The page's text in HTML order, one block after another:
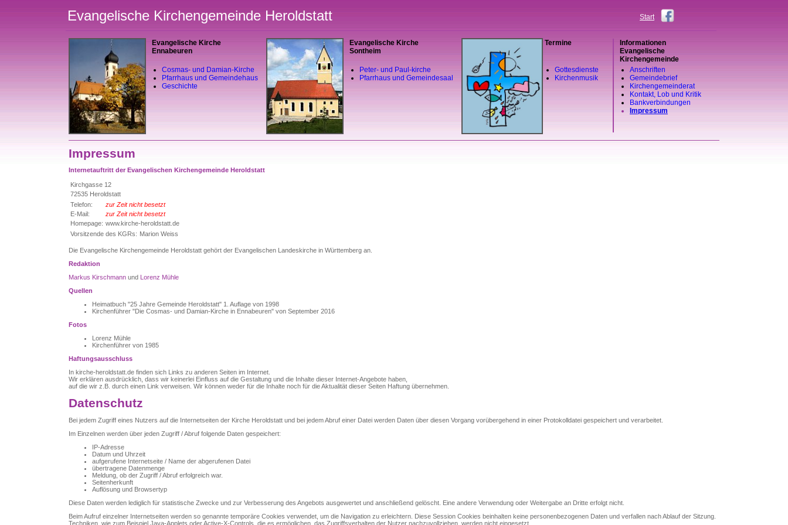
Evangelische Kirchengemeinde Heroldstatt Start
Evangelische Kirche
Ennabeuren
Cosmas- und Damian-Kirche
Pfarrhaus und Gemeindehaus
Geschichte
Evangelische Kirche
Sontheim
Peter- und Paul-kirche
Pfarrhaus und Gemeindesaal
Termine
Gottesdienste
Kirchenmusik
Informationen
Evangelische
Kirchengemeinde
Anschriften
Gemeindebrief
Kirchengemeinderat
Kontakt, Lob und Kritik
Bankverbindungen
Impressum
Impressum
Internetauftritt der Evangelischen Kirchengemeinde Heroldstatt
Kirchgasse 12
72535 Heroldstatt
Telefon:
zur Zeit nicht besetzt
E-Mail:
zur Zeit nicht besetzt
Homepage: www.kirche-heroldstatt.de
Vorsitzende des KGRs: Marion Weiss
Die Evangelische Kirchengemeinde Heroldstatt gehört der Evangelischen Landeskirche in Württemberg an.
Redaktion
Markus Kirschmann und Lorenz Mühle
Quellen
Heimatbuch "25 Jahre Gemeinde Heroldstatt" 1. Auflage von 1998
Kirchenführer "Die Cosmas- und Damian-Kirche in Ennabeuren" von September 2016
Fotos
Lorenz Mühle
Kirchenführer von 1985
Haftungsausschluss
In kirche-heroldstatt.de finden sich Links zu anderen Seiten im Internet.
Wir erklären ausdrücklich, dass wir keinerlei Einfluss auf die Gestaltung und die Inhalte dieser Internet-Angebote haben,
auf die wir z.B. durch einen Link verweisen. Wir können weder für die Inhalte noch für die Aktualität dieser Seiten Haftung übernehmen.
Datenschutz
Bei jedem Zugriff eines Nutzers auf die Internetseiten der Kirche Heroldstatt und bei jedem Abruf einer Datei werden Daten über diesen Vorgang vorübergehend in einer Protokolldatei gespeichert und verarbeitet.
Im Einzelnen werden über jeden Zugriff / Abruf folgende Daten gespeichert:
IP-Adresse
Datum und Uhrzeit
aufgerufene Internetseite / Name der abgerufenen Datei
übertragene Datenmenge
Meldung, ob der Zugriff / Abruf erfolgreich war.
Seitenherkunft
Auflösung und Browsertyp
Diese Daten werden lediglich für statistische Zwecke und zur Verbesserung des Angebots ausgewertet und anschließend gelöscht. Eine andere Verwendung oder Weitergabe an Dritte erfolgt nicht.
Beim Aufruf einzelner Internetseiten werden so genannte temporäre Cookies verwendet, um die Navigation zu erleichtern. Diese Session Cookies beinhalten keine personenbezogenen Daten und verfallen nach Ablauf der Sitzung.
Techniken, wie zum Beispiel Java-Applets oder Active-X-Controls, die es ermöglichen, das Zugriffsverhalten der Nutzer nachzuvollziehen, werden nicht eingesetzt.